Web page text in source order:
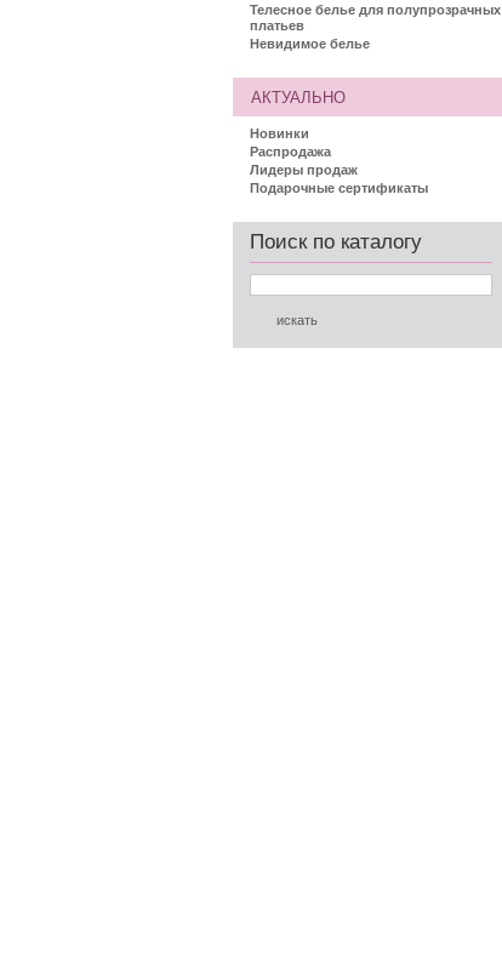
Телесное белье для полупрозрачных
платьев
Невидимое белье
АКТУАЛЬНО
Новинки
Распродажа
Лидеры продаж
Подарочные сертификаты
Поиск по каталогу